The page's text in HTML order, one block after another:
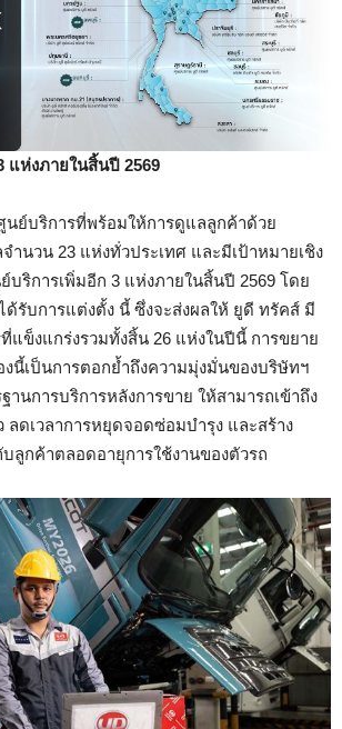
แห่งภายในสิ้นปี 2569
ย์บริการที่พร้อมให้การดูแลลูกค้าด้วย
ำนวน 23 แห่งทั่วประเทศ และมีเป้าหมายเชิง
บริการเพิ่มอีก 3 แห่งภายในสิ้นปี 2569 โดย
รับการแต่งตั้ง นี้ ซึ่งจะส่งผลให้ ยูดี ทรัคส์ มี
แข็งแกร่งรวมทั้งสิ้น 26 แห่งในปีนี้ การขยาย
งนี้เป็นการตอกย้ำถึงความมุ่งมั่นของบริษัทฯ
านการบริการหลังการขาย ให้สามารถเข้าถึง
ลดเวลาการหยุดจอดซ่อมบำรุง และสร้าง
ลูกค้าตลอดอายุการใช้งานของตัวรถ